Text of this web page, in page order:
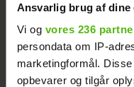
Ansvarlig brug af dine
Vi og vores 236
persondata om IP-
marketingformål.
opbevarer og tilgår
Jesper Skibby
være morfar